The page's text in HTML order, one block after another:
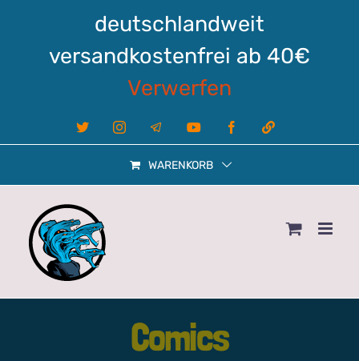
deutschlandweit
versandkostenfrei ab 40€
Verwerfen
X InstagramTelegram YouTube FacebookLinktree
WARENKORB
Comics